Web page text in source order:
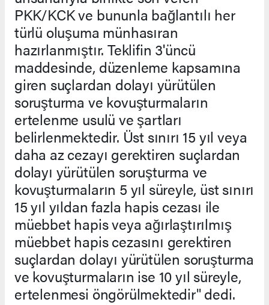
PKK/KCK ve bununla bağlantılı her
türlü oluşuma münhasıran
hazırlanmıştır. Teklifin 3'üncü
maddesinde, düzenleme kapsamına
giren suçlardan dolayı yürütülen
soruşturma ve kovuşturmaların
ertelenme usulü ve şartları
belirlenmektedir. Üst sınırı 15 yıl veya
daha az cezayı gerektiren suçlardan
dolayı yürütülen soruşturma ve
kovuşturmaların 5 yıl süreyle, üst sınırı
15 yıl yıldan fazla hapis cezası ile
müebbet hapis veya ağırlaştırılmış
müebbet hapis cezasını gerektiren
suçlardan dolayı yürütülen soruşturma
ve kovuşturmaların ise 10 yıl süreyle,
ertelenmesi öngörülmektedir" dedi.